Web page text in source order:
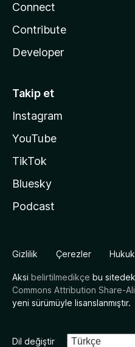
Connect
Contribute
Developer
Takip et
Instagram
YouTube
TikTok
Bluesky
Podcast
Gizlilik Çerezler
Aksi belirtilmedikçe bu
Commons Attribution Share-
yeni sürümüyle lisanslanmıştır.
Dil değiştir